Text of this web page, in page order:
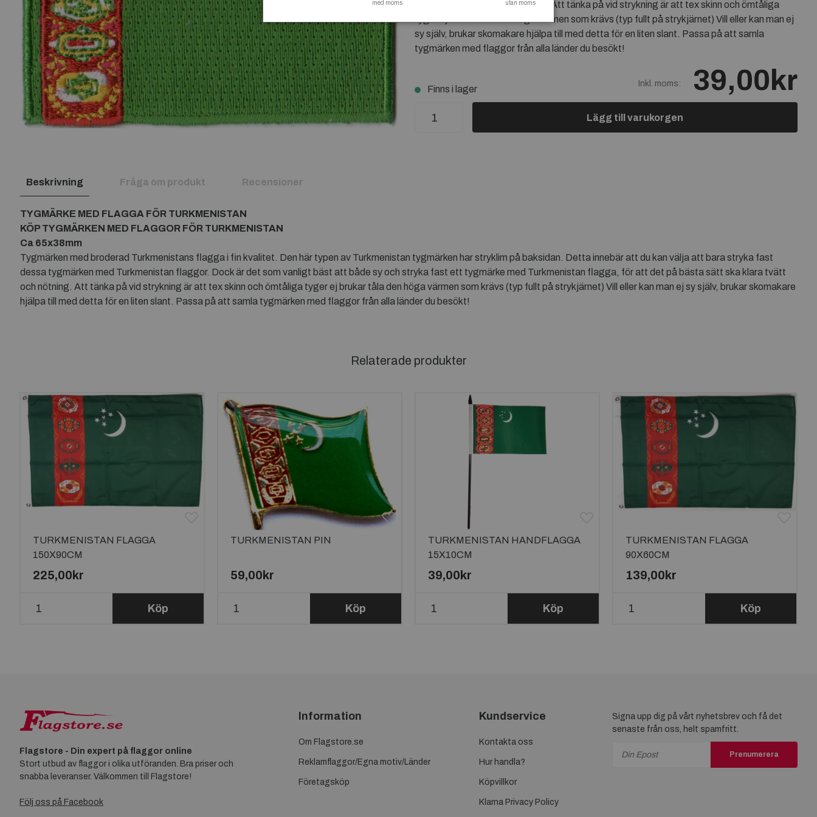
sätt ska klara tvätt och nötning. Att tänka på vid strykning är att tex skinn och ömtåliga
tyger ej brukar tåla den höga värmen som krävs (typ fullt på strykjärnet) Vill eller kan man ej
sy själv, brukar skomakare hjälpa till med detta för en liten slant. Passa på att samla
tygmärken med flaggor från alla länder du besökt!
Finns i lager
Inkl. moms: 39,00kr
Lägg till varukorgen
Beskrivning Fråga om produkt Recensioner
TYGMÄRKE MED FLAGGA FÖR TURKMENISTAN
KÖP TYGMÄRKEN MED FLAGGOR FÖR TURKMENISTAN
Ca 65x38mm
Tygmärken med broderad Turkmenistans flagga i fin kvalitet. Den här typen av Turkmenistan tygmärken har stryklim på baksidan. Detta innebär att du kan välja att bara stryka fast
dessa tygmärken med Turkmenistan flaggor. Dock är det som vanligt bäst att både sy och stryka fast ett tygmärke med Turkmenistan flagga, för att det på bästa sätt ska klara tvätt
och nötning. Att tänka på vid strykning är att tex skinn och ömtåliga tyger ej brukar tåla den höga värmen som krävs (typ fullt på strykjärnet) Vill eller kan man ej sy själv, brukar skomakare
hjälpa till med detta för en liten slant. Passa på att samla tygmärken med flaggor från alla länder du besökt!
Relaterade produkter
TURKMENISTAN FLAGGA
150X90CM
225,00kr
Köp
TURKMENISTAN PIN
59,00kr
Köp
TURKMENISTAN HANDFLAGGA
15X10CM
39,00kr
Köp
TURKMENISTAN FLAGGA
90X60CM
139,00kr
Köp
Flagstore - Din expert på flaggor online
Stort utbud av flaggor i olika utföranden. Bra priser och
snabba leveranser. Välkommen till Flagstore!
Följ oss på Facebook
Information
Om Flagstore.se
Reklamflaggor/Egna motiv/Länder
Företagsköp
Kundservice
Kontakta oss
Hur handla?
Köpvillkor
Klarna Privacy Policy
Signa upp dig på vårt nyhetsbrev och få det
senaste från oss, helt spamfritt.
Prenumerera
med moms utan moms